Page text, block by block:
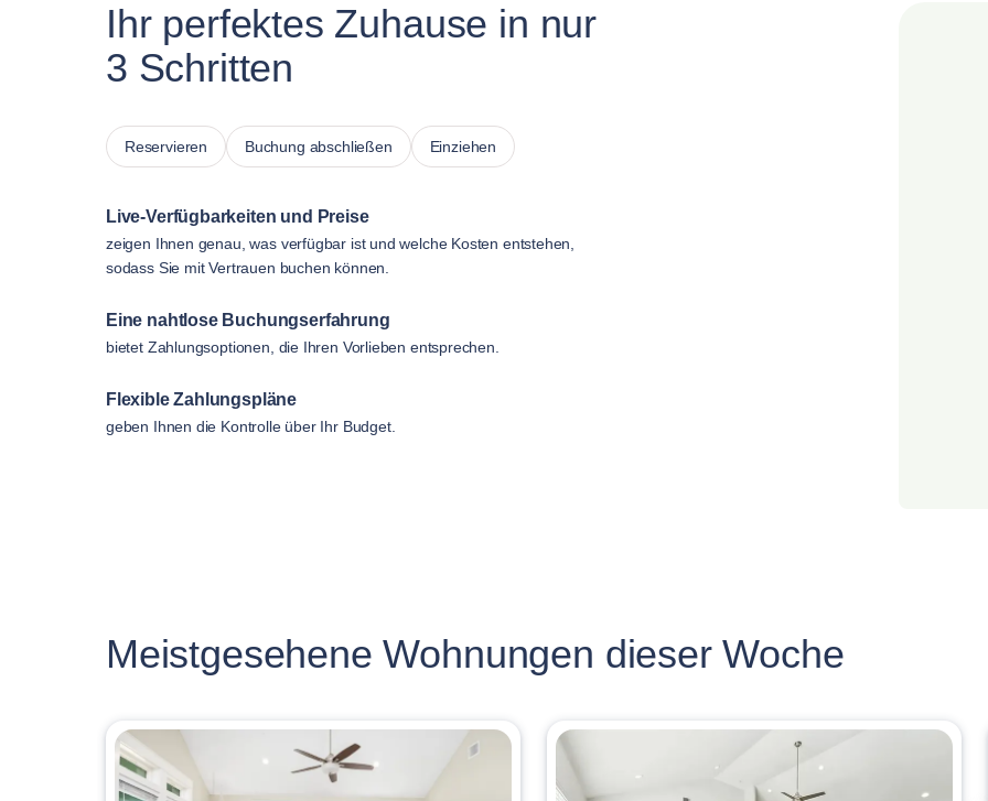
Ihr perfektes Zuhause in nur
3 Schritten
Reservieren Buchung abschließen Einziehen
Live-Verfügbarkeiten und Preise
zeigen Ihnen genau, was verfügbar ist und welche Kosten entstehen,
sodass Sie mit Vertrauen buchen können.
Eine nahtlose Buchungserfahrung
bietet Zahlungsoptionen, die Ihren Vorlieben entsprechen.
Flexible Zahlungspläne
geben Ihnen die Kontrolle über Ihr Budget.
Meistgesehene Wohnungen dieser Woche